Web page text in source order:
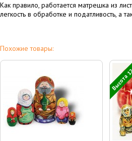
Как правило, работается матрешка из
легкость в обработке и податливость, а
Похожие товары: